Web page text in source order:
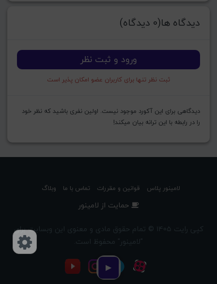
▶
دیدگاه ها(0 دیدگاه)
ورود و ثبت نظر
ثبت نظر تنها برای کاربران عضو امکان پذیر است
دیدگاهی برای این آکورد موجود نیست. اولین نفری باشید که نظر خود
را در رابطه با این ترانه بیان میکند!
لامینور پلاس قوانین و مقررات تماس با ما وبلاگ
حمایت از لامینور
کپی رایت 1405 © تمام حقوق مادی و معنوی این وبسایت برای
"لامینور" محفوظ است.